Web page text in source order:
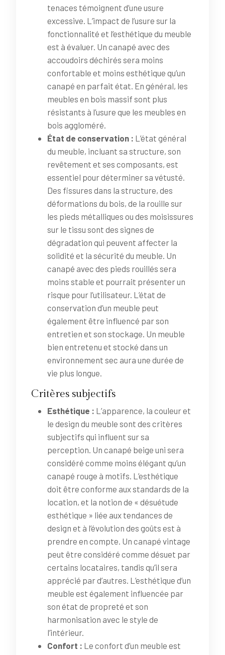
tenaces témoignent d’une usure
excessive. L’impact de l’usure sur la
fonctionnalité et l’esthétique du meuble
est à évaluer. Un canapé avec des
accoudoirs déchirés sera moins
confortable et moins esthétique qu’un
canapé en parfait état. En général, les
meubles en bois massif sont plus
résistants à l’usure que les meubles en
bois aggloméré.
État de conservation : L’état général
du meuble, incluant sa structure, son
revêtement et ses composants, est
essentiel pour déterminer sa vétusté.
Des fissures dans la structure, des
déformations du bois, de la rouille sur
les pieds métalliques ou des moisissures
sur le tissu sont des signes de
dégradation qui peuvent affecter la
solidité et la sécurité du meuble. Un
canapé avec des pieds rouillés sera
moins stable et pourrait présenter un
risque pour l’utilisateur. L’état de
conservation d’un meuble peut
également être influencé par son
entretien et son stockage. Un meuble
bien entretenu et stocké dans un
environnement sec aura une durée de
vie plus longue.
Critères subjectifs
Esthétique : L’apparence, la couleur et
le design du meuble sont des critères
subjectifs qui influent sur sa
perception. Un canapé beige uni sera
considéré comme moins élégant qu’un
canapé rouge à motifs. L’esthétique
doit être conforme aux standards de la
location, et la notion de « désuétude
esthétique » liée aux tendances de
design et à l’évolution des goûts est à
prendre en compte. Un canapé vintage
peut être considéré comme désuet par
certains locataires, tandis qu’il sera
apprécié par d’autres. L’esthétique d’un
meuble est également influencée par
son état de propreté et son
harmonisation avec le style de
l’intérieur.
Confort : Le confort d’un meuble est